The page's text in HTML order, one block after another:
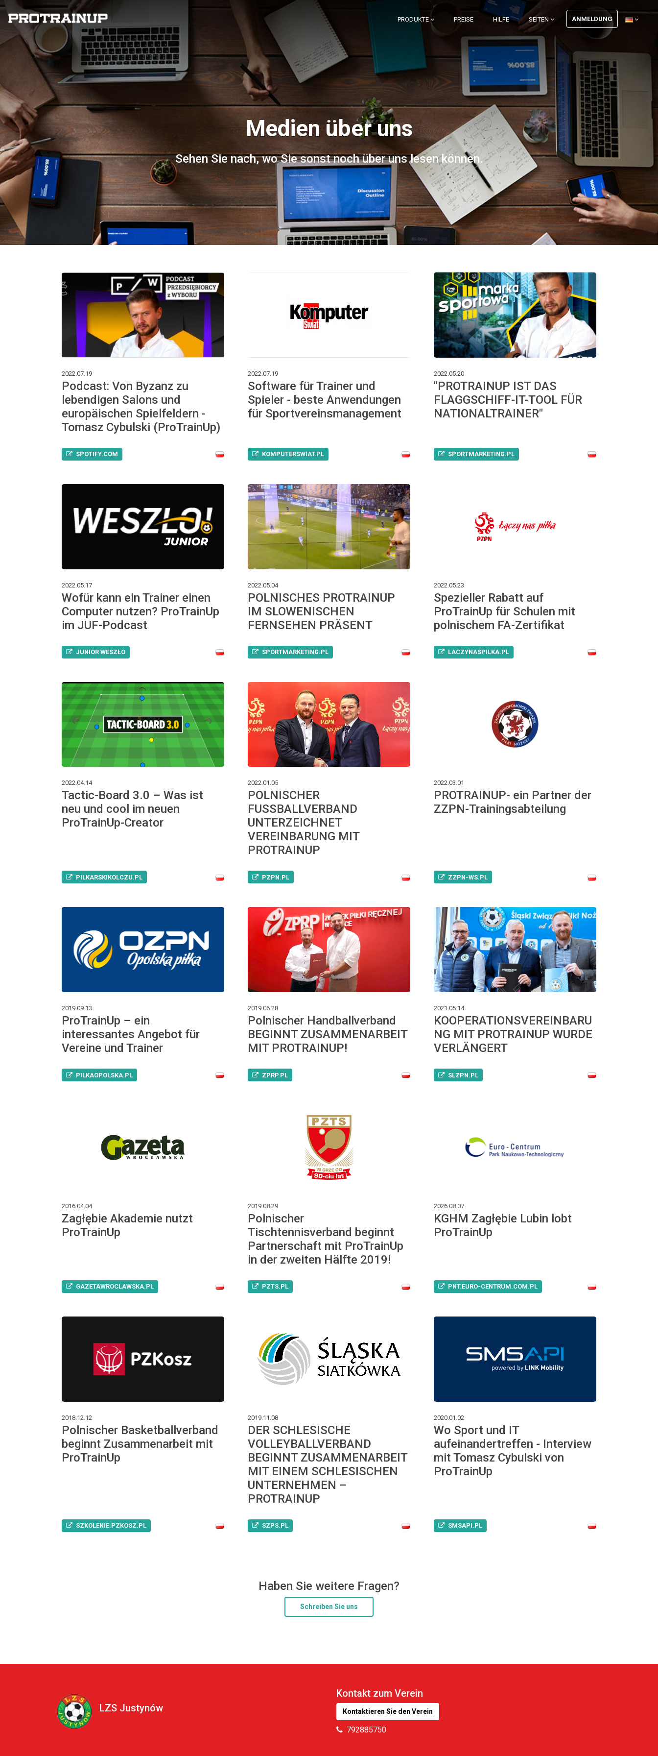
PRODUKTE PREISE HILFE SEITEN ANMELDUNG
Medien über uns
Sehen Sie nach, wo Sie sonst noch über uns lesen können.
2022.07.19
Podcast: Von Byzanz zu
lebendigen Salons und
europäischen Spielfeldern -
Tomasz Cybulski (ProTrainUp)
SPOTIFY.COM
2022.07.19
Software für Trainer und
Spieler - beste Anwendungen
für Sportvereinsmanagement
KOMPUTERSWIAT.PL
2022.05.20
"PROTRAINUP IST DAS
FLAGGSCHIFF-IT-TOOL FÜR
NATIONALTRAINER"
SPORTMARKETING.PL
2022.05.17
Wofür kann ein Trainer einen
Computer nutzen? ProTrainUp
im JUF-Podcast
JUNIOR WESZŁO
2022.05.04
POLNISCHES PROTRAINUP
IM SLOWENISCHEN
FERNSEHEN PRÄSENT
SPORTMARKETING.PL
2022.05.23
Spezieller Rabatt auf
ProTrainUp für Schulen mit
polnischem FA-Zertifikat
LACZYNASPILKA.PL
2022.04.14
Tactic-Board 3.0 – Was ist
neu und cool im neuen
ProTrainUp-Creator
PILKARSKIKOLCZU.PL
2022.01.05
POLNISCHER
FUSSBALLVERBAND
UNTERZEICHNET
VEREINBARUNG MIT
PROTRAINUP
PZPN.PL
2022.03.01
PROTRAINUP- ein Partner der
ZZPN-Trainingsabteilung
ZZPN-WS.PL
2019.09.13
ProTrainUp – ein
interessantes Angebot für
Vereine und Trainer
PILKAOPOLSKA.PL
2019.06.28
Polnischer Handballverband
BEGINNT ZUSAMMENARBEIT
MIT PROTRAINUP!
ZPRP.PL
2021.05.14
KOOPERATIONSVEREINBARU
NG MIT PROTRAINUP WURDE
VERLÄNGERT
SLZPN.PL
2016.04.04
Zagłębie Akademie nutzt
ProTrainUp
GAZETAWROCLAWSKA.PL
2019.08.29
Polnischer
Tischtennisverband beginnt
Partnerschaft mit ProTrainUp
in der zweiten Hälfte 2019!
PZTS.PL
2026.08.07
KGHM Zagłębie Lubin lobt
ProTrainUp
PNT.EURO-CENTRUM.COM.PL
2018.12.12
Polnischer Basketballverband
beginnt Zusammenarbeit mit
ProTrainUp
SZKOLENIE.PZKOSZ.PL
2019.11.08
DER SCHLESISCHE
VOLLEYBALLVERBAND
BEGINNT ZUSAMMENARBEIT
MIT EINEM SCHLESISCHEN
UNTERNEHMEN –
PROTRAINUP
SZPS.PL
2020.01.02
Wo Sport und IT
aufeinandertreffen - Interview
mit Tomasz Cybulski von
ProTrainUp
SMSAPI.PL
Haben Sie weitere Fragen?
Schreiben Sie uns
LZS Justynów
Kontakt zum Verein
Kontaktieren Sie den Verein
792885750